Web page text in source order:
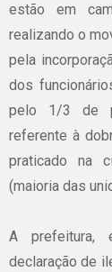
estão em
realizando o
pela
dos
pelo 1/3 de
referente à
praticado na
(maioria das
A prefeitura,
declaração de